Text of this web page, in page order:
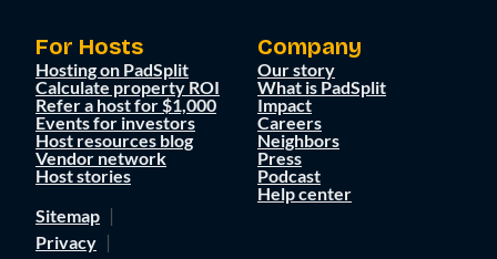
For Hosts
Hosting on PadSplit
Calculate property ROI
Refer a host for $1,000
Events for investors
Host resources blog
Vendor network
Host stories
Company
Our story
What is PadSplit
Impact
Careers
Neighbors
Press
Podcast
Help center
Sitemap
Privacy